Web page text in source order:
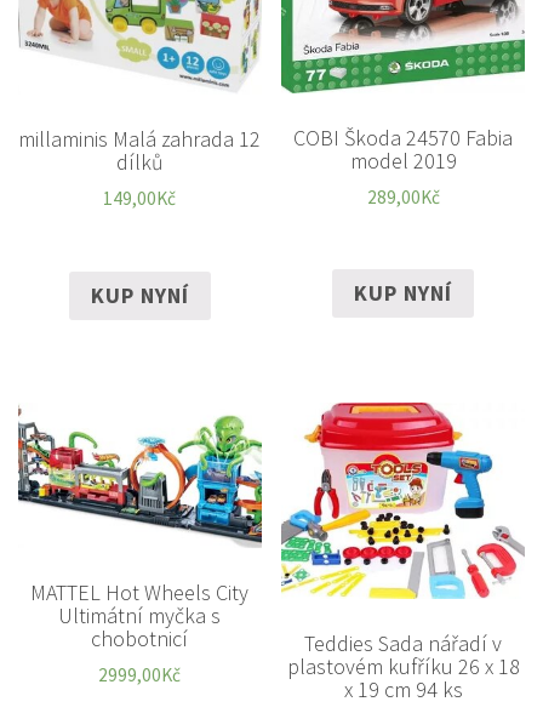
millaminis Malá zahrada 12
dílků
149,00Kč
KUP NYNÍ
COBI Škoda 24570 Fabia
model 2019
289,00Kč
KUP NYNÍ
MATTEL Hot Wheels City
Ultimátní myčka s
chobotnicí
2999,00Kč
Teddies Sada nářadí v
plastovém kufříku 26 x 18
x 19 cm 94 ks